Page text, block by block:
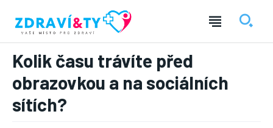
Kolik času trávíte před
obrazovkou a na sociálních
sítích?